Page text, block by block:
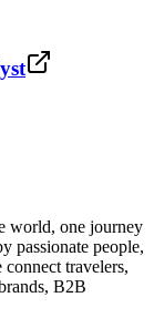
world, one journey
passionate people,
travelers,
B2B